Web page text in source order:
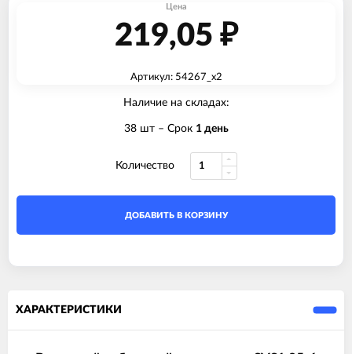
Цена
219,05 ₽
Артикул: 54267_x2
Наличие на складах:
38 шт– Срок 1 день
Количество
ДОБАВИТЬ В КОРЗИНУ
ХАРАКТЕРИСТИКИ